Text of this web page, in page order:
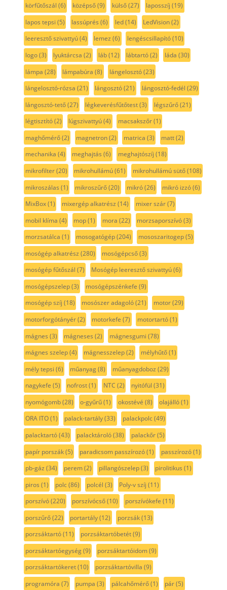
körfűtőszál (6) középső(9) külső(27) laposszíj (19)
lapos tepsi (5) lassúprés (6) led(14) LedVision(2)
leeresztő szivattyú(4) lemez (6) lengéscsillapító(10)
logo(3) lyuktárcsa (2) láb(12) lábtartó(2) láda (30)
lámpa (28) lámpabúra (8) lángelosztó(23)
lángelosztó-rózsa (21) lángosztó(21) lángosztó-fedél (29)
lángosztó-tető(27) légkeverésfűtőtest(3) légszűrő(21)
légtisztító(2) lúgszivattyú(4) macsakszőr(1)
maghőmérő(2) magnetron(2) matrica (3) matt(2)
mechanika (4) meghajtás (6) meghajtószíj (18)
mikrofilter(20) mikrohullámú(61) mikrohullámú sütő(108)
mikroszálas (1) mikroszűrő(20) mikró(26) mikró izzó(6)
MixBox(1) mixergép alkatrész (14) mixer szár(7)
mobil klíma (4) mop(1) mora (22) morzsaporszívó(3)
morzsatálca (1) mosogatógép(204) mososzaritogep(5)
mosógép alkatrész (280) mosógépcső(3)
mosógép fűtőszál (7) Mosógép leeresztő szivattyú(6)
mosógépszelep(3) mosógépszénkefe (9)
mosógép szíj (18) mosószer adagoló(21) motor(29)
motorforgótányér(2) motorkefe (7) motortartó(1)
mágnes (3) mágneses (2) mágnesgumi (78)
mágnes szelep(4) mágnesszelep(2) mélyhűtő(1)
mély tepsi (6) műanyag(8) műanyagdoboz (29)
nagykefe (5) nofrost(1) NTC (2) nyitófül (31)
nyomógomb(28) o-gyűrű(1) okostévé (8) olajálló(1)
ORA ITO(1) palack-tartály(33) palackpolc(49)
palacktartó(43) palacktároló(38) palackőr(5)
papír porszák(5) paradicsom passzírozó(1) passzírozó(1)
pb-gáz (34) perem(2) pillangószelep(3) pirolitikus (1)
piros (1) polc(86) polcél (3) Poly-v szíj (11)
porszívó(220) porszívócső(10) porszívókefe (11)
porszűrő(22) portartály(12) porzsák(13)
porzsáktartó(11) porzsáktartóbetét(9)
porzsáktartóegység(9) porzsáktartóidom(9)
porzsáktartókeret(10) porzsáktartóvilla (9)
programóra (7) pumpa (3) pálcahőmérő(1) pár(5)